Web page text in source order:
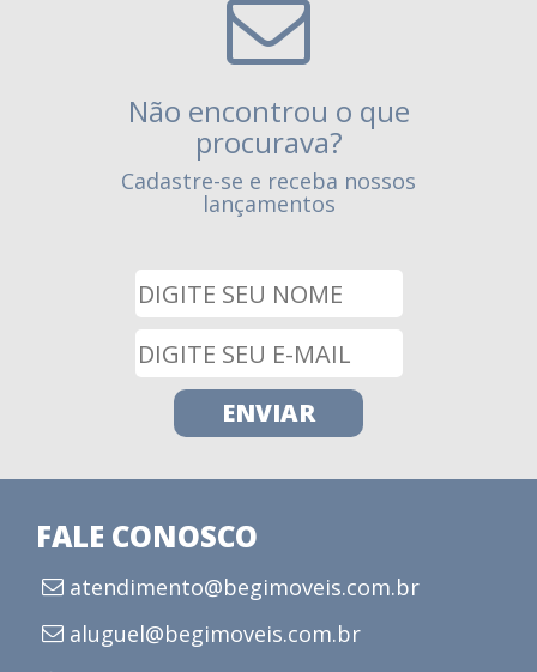
Não encontrou o que
procurava?
Cadastre-se e receba nossos
lançamentos
FALE CONOSCO
atendimento@begimoveis.com.br
aluguel@begimoveis.com.br